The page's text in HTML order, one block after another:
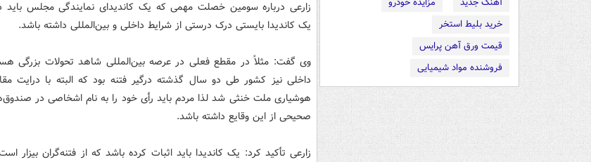
خرید بلیط استخر
قیمت ورق آهن پرایس
فروشنده مواد شیمیایی
زارعی درباره سومین خصلت مهمی که یک کاندیدای نمایندگی مجلس باید
یک کاندیدا بایستی درک درستی از شرایط داخلی و بین‌المللی داشته باشد.
وی گفت: مثلاً در مقطع فعلی در عرصه بین‌المللی شاهد تحولات بزرگی
داخلی نیز کشور طی دو سال گذشته درگیر فتنه بود که البته با درایت
هوشیاری ملت خنثی شد لذا مردم باید رأی خود را به نام اشخاصی در
صحیحی از این وقایع داشته باشد.
زارعی تأکید کرد: یک کاندیدا باید اثبات کرده باشد که از فتنه‌گران بیزار